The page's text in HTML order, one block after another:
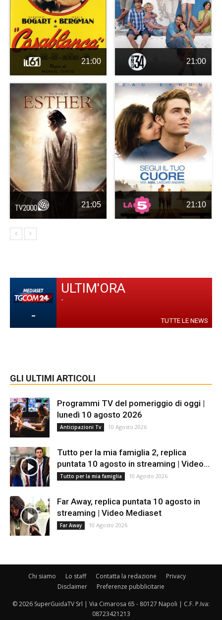
21:00 21:00
21:05 21:10
-
ULTIM'ORA
-
TUTTE LE NEWS
GLI ULTIMI ARTICOLI
Programmi TV del pomeriggio di oggi |
lunedì 10 agosto 2026
Anticipazioni Tv 10 Agosto 2026
Tutto per la mia famiglia 2, replica
puntata 10 agosto in streaming | Video...
Tutto per la mia famiglia 10 Agosto 2026
Far Away, replica puntata 10 agosto in
streaming | Video Mediaset
Far Away 10 Agosto 2026
Chi siamo Lo staff Contatta la redazione
Privacy
Disclaimer
Preferenze pubblicitarie
© 2026 SuperGuidaTV Srl | Via Cimarosa 65 - 80127 Napoli | C.F. P.Iva:
08723421213